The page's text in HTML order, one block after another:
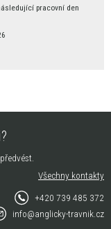
pracovní den
Všechny kontakty
+420 739 485 372
info@anglicky-travnik.cz